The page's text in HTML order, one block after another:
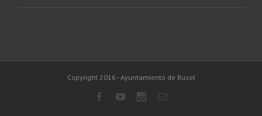
Copyright 2016 - Ayuntamiento de Busot